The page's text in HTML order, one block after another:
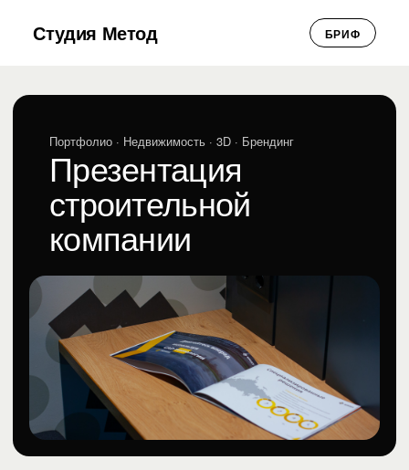
Студия Метод БРИФ
Портфолио · Недвижимость · 3D · Брендинг
Презентация
строительной
компании
Недвижимость